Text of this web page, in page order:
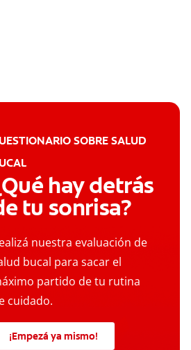
SOBRE SALUD
hay detrás
tu sonrisa?
nuestra evaluación de
bucal para sacar el
partido de tu rutina
cuidado.
¡Empezá ya mismo!